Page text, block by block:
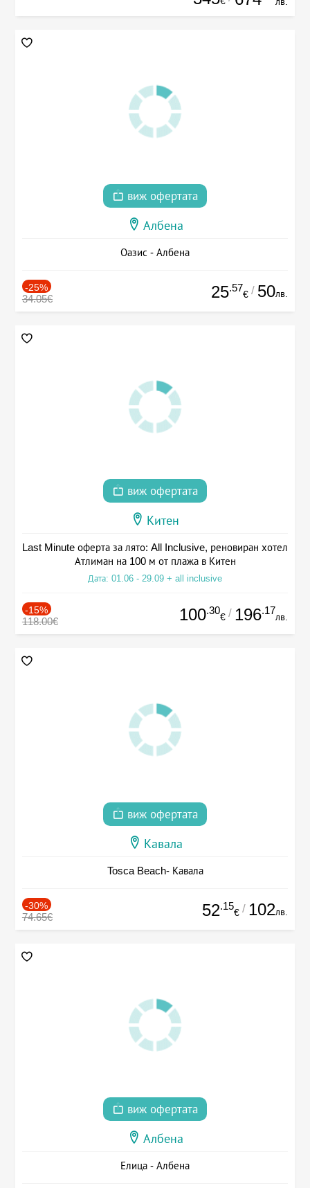
виж офертата
Албена
Оазис - Албена
-25%
34.05€ 25.57
€ / 50лв.
виж офертата
Китен
Last Minute оферта за лято: All Inclusive, реновиран хотел
Атлиман на 100 м от плажа в Китен
Дата: 01.06 - 29.09 + all inclusive
-15%
118.00€ 100.30
€ / 196.17
лв.
виж офертата
Кавала
Tosca Beach- Кавала
-30%
74.65€ 52.15
€ / 102лв.
виж офертата
Албена
Елица - Албена